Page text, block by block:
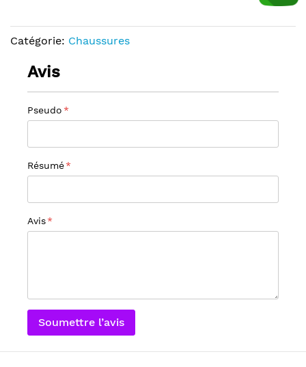
Catégorie: Chaussures
Avis
Pseudo
Résumé
Avis
Soumettre l’avis